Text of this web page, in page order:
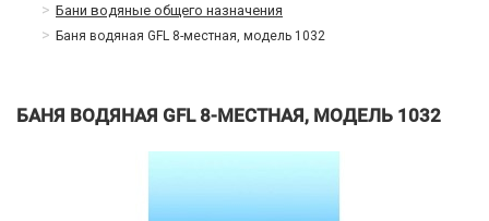
Бани водяные общего назначения
Баня водяная GFL 8-местная, модель 1032
БАНЯ ВОДЯНАЯ GFL 8-МЕСТНАЯ, МОДЕЛЬ 1032